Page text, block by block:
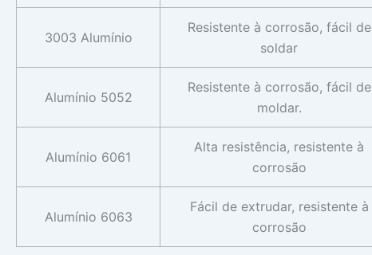
3003 Alumínio
Resistente à corrosão, fácil de
soldar
Alumínio 5052
Resistente à corrosão, fácil de
moldar.
Alumínio 6061
Alta resistência, resistente à
corrosão
Alumínio 6063
Fácil de extrudar, resistente à
corrosão